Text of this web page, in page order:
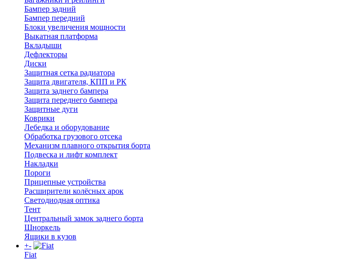
Бампер задний
Бампер передний
Блоки увеличения мощности
Выкатная платформа
Вкладыши
Дефлекторы
Диски
Защитная сетка радиатора
Защита двигателя, КПП и РК
Защита заднего бампера
Защита переднего бампера
Защитные дуги
Коврики
Лебедка и оборудование
Обработка грузового отсека
Механизм плавного открытия борта
Подвеска и лифт комплект
Накладки
Пороги
Прицепные устройства
Расширители колёсных арок
Светодиодная оптика
Тент
Центральный замок заднего борта
Шноркель
Ящики в кузов
+-
Fiat